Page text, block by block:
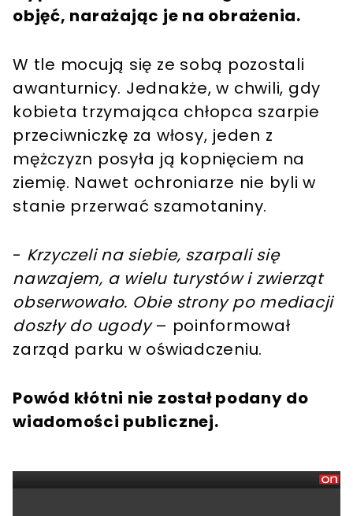
objęć, narażając je na obrażenia.
W tle mocują się ze sobą pozostali
awanturnicy. Jednakże, w chwili, gdy
kobieta trzymająca chłopca szarpie
przeciwniczkę za włosy, jeden z
mężczyzn posyła ją kopnięciem na
ziemię. Nawet ochroniarze nie byli w
stanie przerwać szamotaniny.
- Krzyczeli na siebie, szarpali się
nawzajem, a wielu turystów i zwierząt
obserwowało. Obie strony po mediacji
doszły do ​​ugody– poinformował
zarząd parku w oświadczeniu.
Powód kłótni nie został podany do
wiadomości publicznej.